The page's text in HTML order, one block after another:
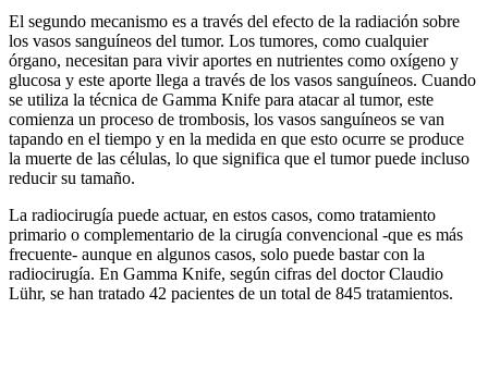
El segundo mecanismo es a través del efecto de la radiación sobre
los vasos sanguíneos del tumor. Los tumores, como cualquier
órgano, necesitan para vivir aportes en nutrientes como oxígeno y
glucosa y este aporte llega a través de los vasos sanguíneos. Cuando
se utiliza la técnica de Gamma Knife para atacar al tumor, este
comienza un proceso de trombosis, los vasos sanguíneos se van
tapando en el tiempo y en la medida en que esto ocurre se produce
la muerte de las células, lo que significa que el tumor puede incluso
reducir su tamaño.
La radiocirugía puede actuar, en estos casos, como tratamiento
primario o complementario de la cirugía convencional -que es más
frecuente- aunque en algunos casos, solo puede bastar con la
radiocirugía. En Gamma Knife, según cifras del doctor Claudio
Lühr, se han tratado 42 pacientes de un total de 845 tratamientos.